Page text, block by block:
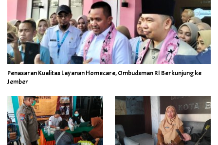
Penasaran Kualitas Layanan Homecare, Ombudsman RI Berkunjung ke
Jember